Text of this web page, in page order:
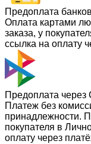
Предоплата
Оплата картами
заказа, у
ссылка на оплату
Предоплата через
Платеж без
принадлежности.
покупателя в
оплату через